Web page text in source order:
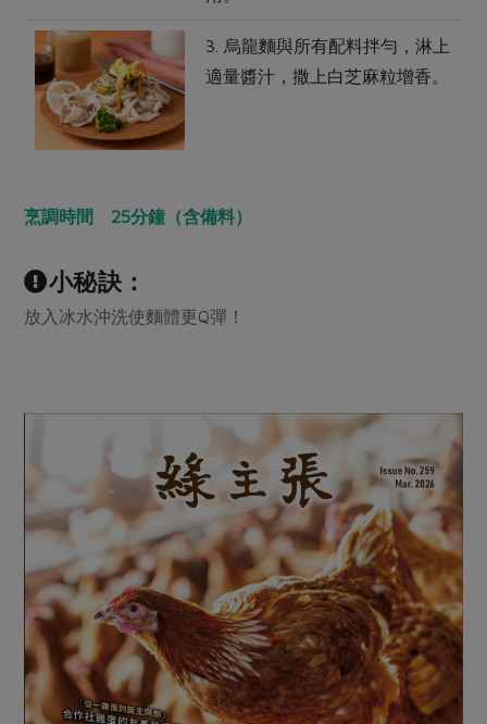
3. 烏龍麵與所有配料拌勻，淋上
適量醬汁，撒上白芝麻粒增香。
烹調時間 25分鐘（含備料）
小秘訣：
放入冰水沖洗使麵體更Q彈！